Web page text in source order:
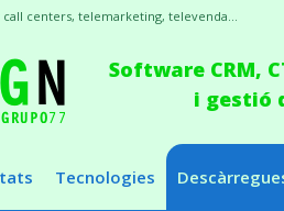
Software CRM,
i gestió
Tecnologies
centers, telemarketing, televenda...